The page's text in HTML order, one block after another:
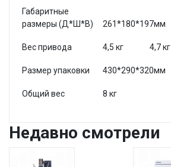
Габаритные
размеры (Д*Ш*В)
261*180*197мм
Вес привода 4,5 кг 4,7 кг
Размер упаковки 430*290*320мм
Общий вес 8 кг
Недавно смотрели